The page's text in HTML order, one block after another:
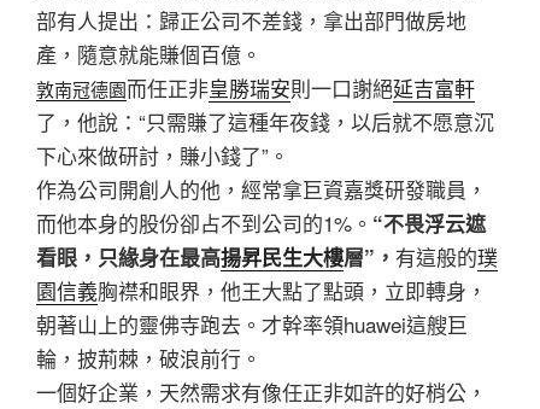
部有人提出：歸正公司不差錢，拿出部門做房地
產，隨意就能賺個百億。
敦南冠德園而任正非皇勝瑞安則一口謝絕延吉富軒
了，他說：“只需賺了這種年夜錢，以后就不愿意沉
下心來做研討，賺小錢了”。
作為公司開創人的他，經常拿巨資嘉獎研發職員，
而他本身的股份卻占不到公司的1%。 “不畏浮云遮
看眼，只緣身在最高揚昇民生大樓層”， 有這般的璞
園信義胸襟和眼界，他王大點了點頭，立即轉身，
朝著山上的靈佛寺跑去。才幹率領huawei這艘巨
輪，披荊棘，破浪前行。
一個好企業，天然需求有像任正非如許的好梢公，